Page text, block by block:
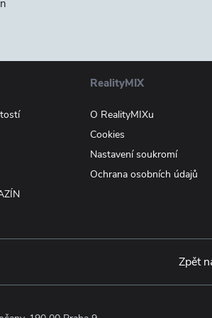
RealityMIX
O RealityMIXu
Cookies
Nastavení soukromí
Ochrana osobních údajů
Zpět